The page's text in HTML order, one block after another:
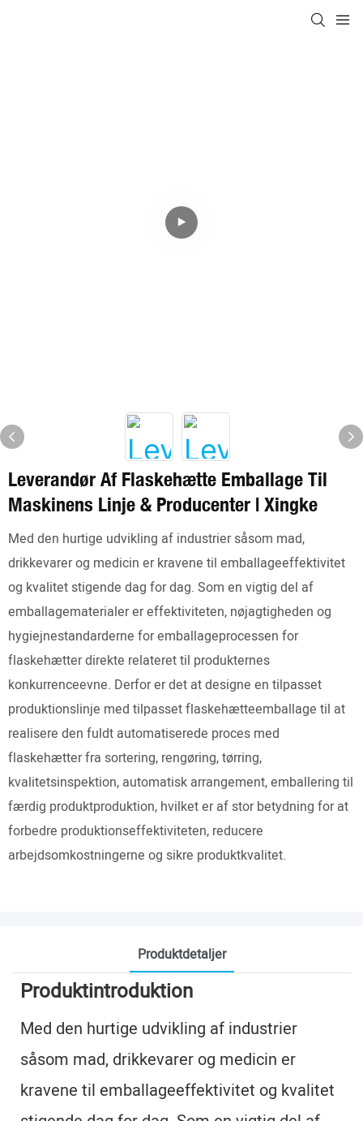
Leverandør Af Flaskehætte Emballage Til
Maskinens Linje & Producenter | Xingke
Med den hurtige udvikling af industrier såsom mad,
drikkevarer og medicin er kravene til emballageeffektivitet
og kvalitet stigende dag for dag. Som en vigtig del af
emballagematerialer er effektiviteten, nøjagtigheden og
hygiejnestandarderne for emballageprocessen for
flaskehætter direkte relateret til produkternes
konkurrenceevne. Derfor er det at designe en tilpasset
produktionslinje med tilpasset flaskehætteemballage til at
realisere den fuldt automatiserede proces med
flaskehætter fra sortering, rengøring, tørring,
kvalitetsinspektion, automatisk arrangement, emballering til
færdig produktproduktion, hvilket er af stor betydning for at
forbedre produktionseffektiviteten, reducere
arbejdsomkostningerne og sikre produktkvalitet.
Produktdetaljer
Produktintroduktion
Med den hurtige udvikling af industrier
såsom mad, drikkevarer og medicin er
kravene til emballageeffektivitet og kvalitet